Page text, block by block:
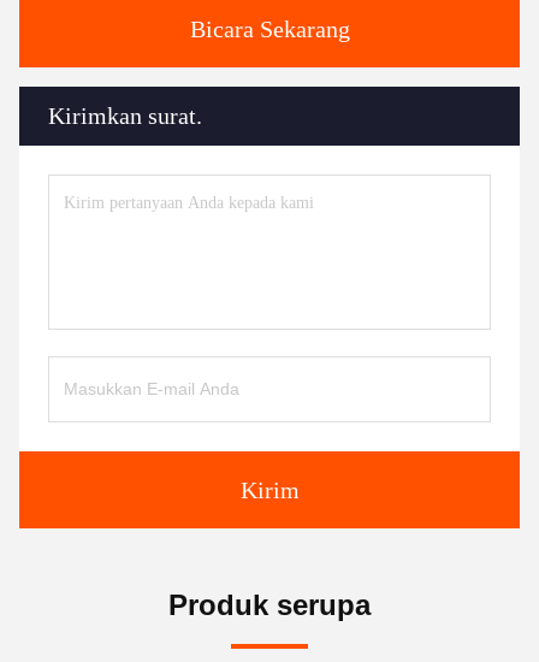
Bicara Sekarang
Kirimkan surat.
Kirim
Produk serupa